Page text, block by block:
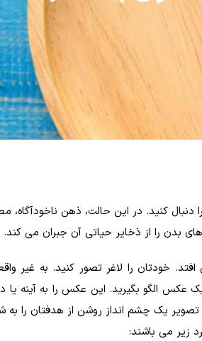
کنید. در این حالت، ذهن ناخودآگاه،
بدن را از ذخایر حیاتی آن جبران می کند.
خودتان را لاغر تصور کنید. به غیر
عکس الگو بگیرید. این عکس را به آینه یا
یک چشم انداز روشن از هدفتان را
زیر می باشند: